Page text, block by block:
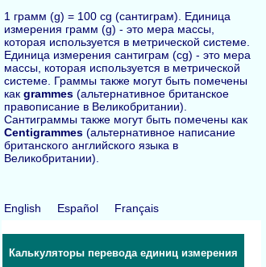
1 грамм (g) = 100 cg (сантиграм). Единица
измерения грамм (g) - это мера массы,
которая используется в метрической системе.
Единица измерения сантиграм (cg) - это мера
массы, которая используется в метрической
системе. Граммы также могут быть помечены
как grammes (альтернативное британское
правописание в Великобритании).
Сантиграммы также могут быть помечены как
Centigrammes (альтернативное написание
британского английского языка в
Великобритании).
English Español Français
Калькуляторы перевода единиц измерения